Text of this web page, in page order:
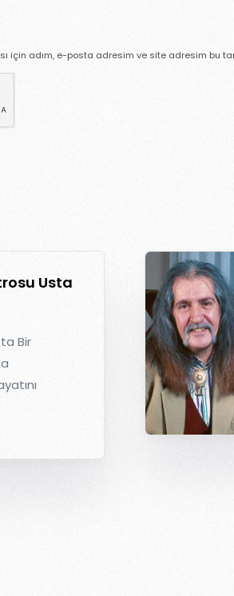
için adım, e-posta adresim ve site adresim bu
Usta
Bir